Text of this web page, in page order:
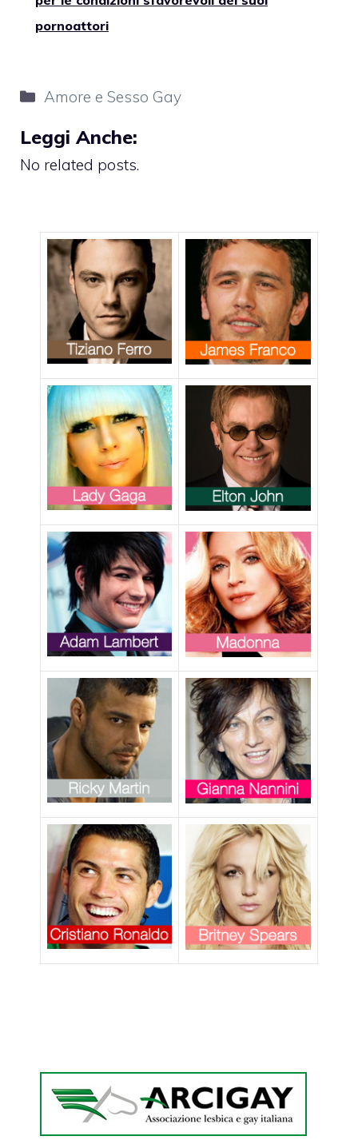
pornoattori
Categorie
Amore e Sesso Gay
Leggi Anche:
No related posts.